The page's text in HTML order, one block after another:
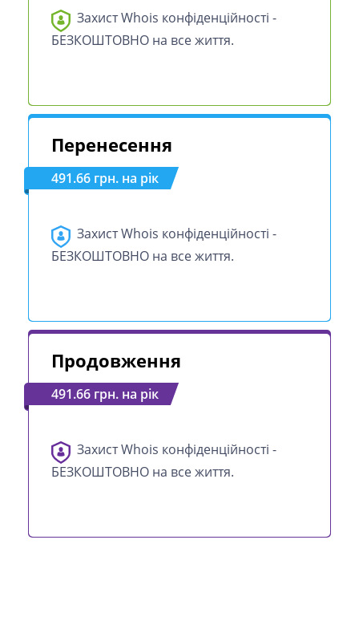
Захист Whois конфіденційності -
БЕЗКОШТОВНО на все життя.
Перенесення
491.66 грн. на рік
Захист Whois конфіденційності -
БЕЗКОШТОВНО на все життя.
Продовження
491.66 грн. на рік
Захист Whois конфіденційності -
БЕЗКОШТОВНО на все життя.